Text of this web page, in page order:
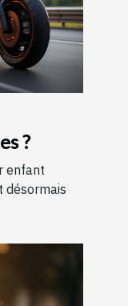
?
enfant
désormais